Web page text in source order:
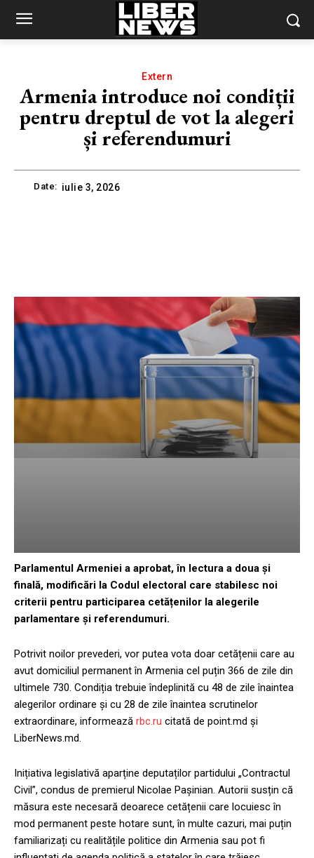
Extern
Armenia introduce noi condiții
pentru dreptul de vot la alegeri
și referendumuri
Date: iulie 3, 2026
Parlamentul Armeniei a aprobat, în lectura a doua și
finală, modificări la Codul electoral care stabilesc noi
criterii pentru participarea cetățenilor la alegerile
parlamentare și referendumuri.
Potrivit noilor prevederi, vor putea vota doar cetățenii care au
avut domiciliul permanent în Armenia cel puțin 366 de zile din
ultimele 730. Condiția trebuie îndeplinită cu 48 de zile înaintea
alegerilor ordinare și cu 28 de zile înaintea scrutinelor
extraordinare, informează rbc.ru citată de point.md și
LiberNews.md.
Inițiativa legislativă aparține deputaților partidului „Contractul
Civil”, condus de premierul Nicolae Pașinian. Autorii susțin că
măsura este necesară deoarece cetățenii care locuiesc în
mod permanent peste hotare sunt, în multe cazuri, mai puțin
familiarizați cu realitățile politice din Armenia sau pot fi